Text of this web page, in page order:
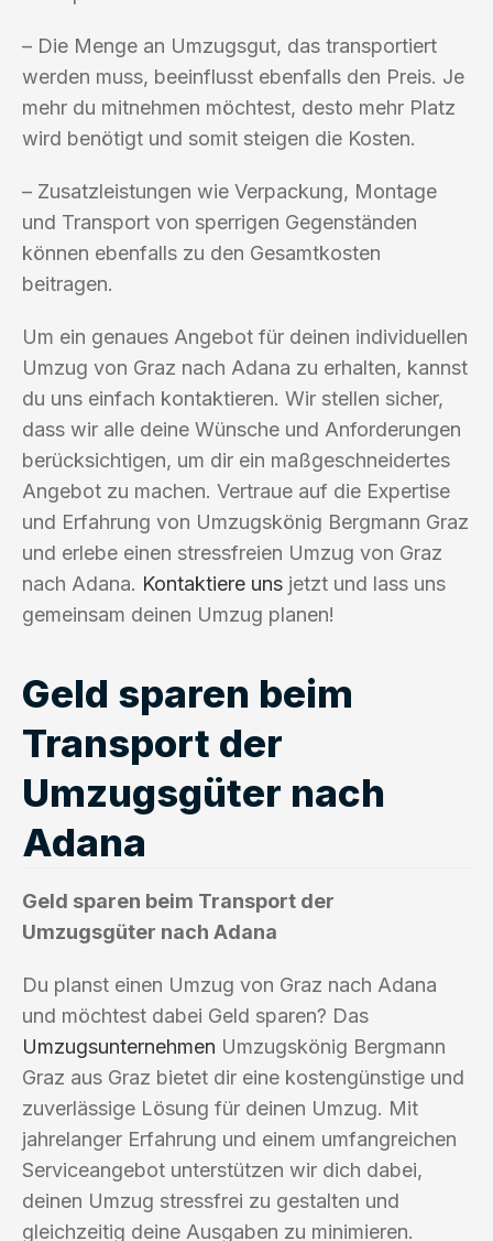
– Die Menge an Umzugsgut, das transportiert
werden muss, beeinflusst ebenfalls den Preis. Je
mehr du mitnehmen möchtest, desto mehr Platz
wird benötigt und somit steigen die Kosten.
– Zusatzleistungen wie Verpackung, Montage
und Transport von sperrigen Gegenständen
können ebenfalls zu den Gesamtkosten
beitragen.
Um ein genaues Angebot für deinen individuellen
Umzug von Graz nach Adana zu erhalten, kannst
du uns einfach kontaktieren. Wir stellen sicher,
dass wir alle deine Wünsche und Anforderungen
berücksichtigen, um dir ein maßgeschneidertes
Angebot zu machen. Vertraue auf die Expertise
und Erfahrung von Umzugskönig Bergmann Graz
und erlebe einen stressfreien Umzug von Graz
nach Adana. Kontaktiere uns jetzt und lass uns
gemeinsam deinen Umzug planen!
Geld sparen beim
Transport der
Umzugsgüter nach
Adana
Geld sparen beim Transport der
Umzugsgüter nach Adana
Du planst einen Umzug von Graz nach Adana
und möchtest dabei Geld sparen? Das
Umzugsunternehmen Umzugskönig Bergmann
Graz aus Graz bietet dir eine kostengünstige und
zuverlässige Lösung für deinen Umzug. Mit
jahrelanger Erfahrung und einem umfangreichen
Serviceangebot unterstützen wir dich dabei,
deinen Umzug stressfrei zu gestalten und
gleichzeitig deine Ausgaben zu minimieren.